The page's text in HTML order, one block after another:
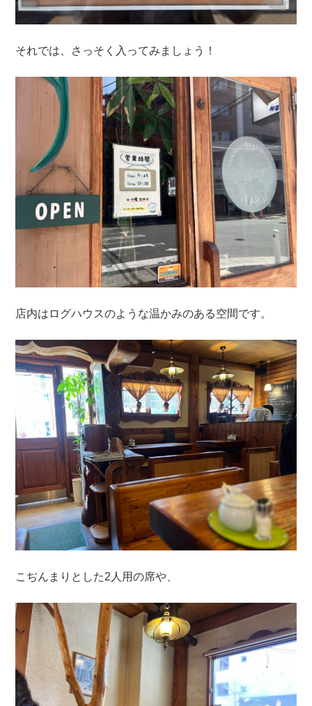
それでは、さっそく入ってみましょう！
店内はログハウスのような温かみのある空間です。
こぢんまりとした2人用の席や、